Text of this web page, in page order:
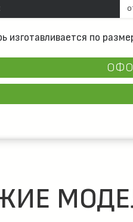
изготавливается по